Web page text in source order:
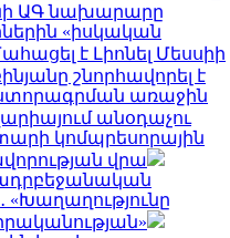
ԱԳ նախարարը
«իսկական
է Լիոնել Մեսսիի
շնորհավորել է
առաջին
անօդաչու
կոմպրեսորային
վրա
ադրբեջանական